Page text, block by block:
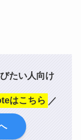
たい人向け
はこちら ／